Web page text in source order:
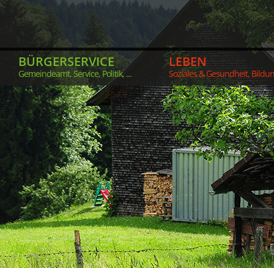
BÜRGERSERVICE
Gemeindeamt, Service, Politik, ...
LEBEN
Soziales & Gesundheit,